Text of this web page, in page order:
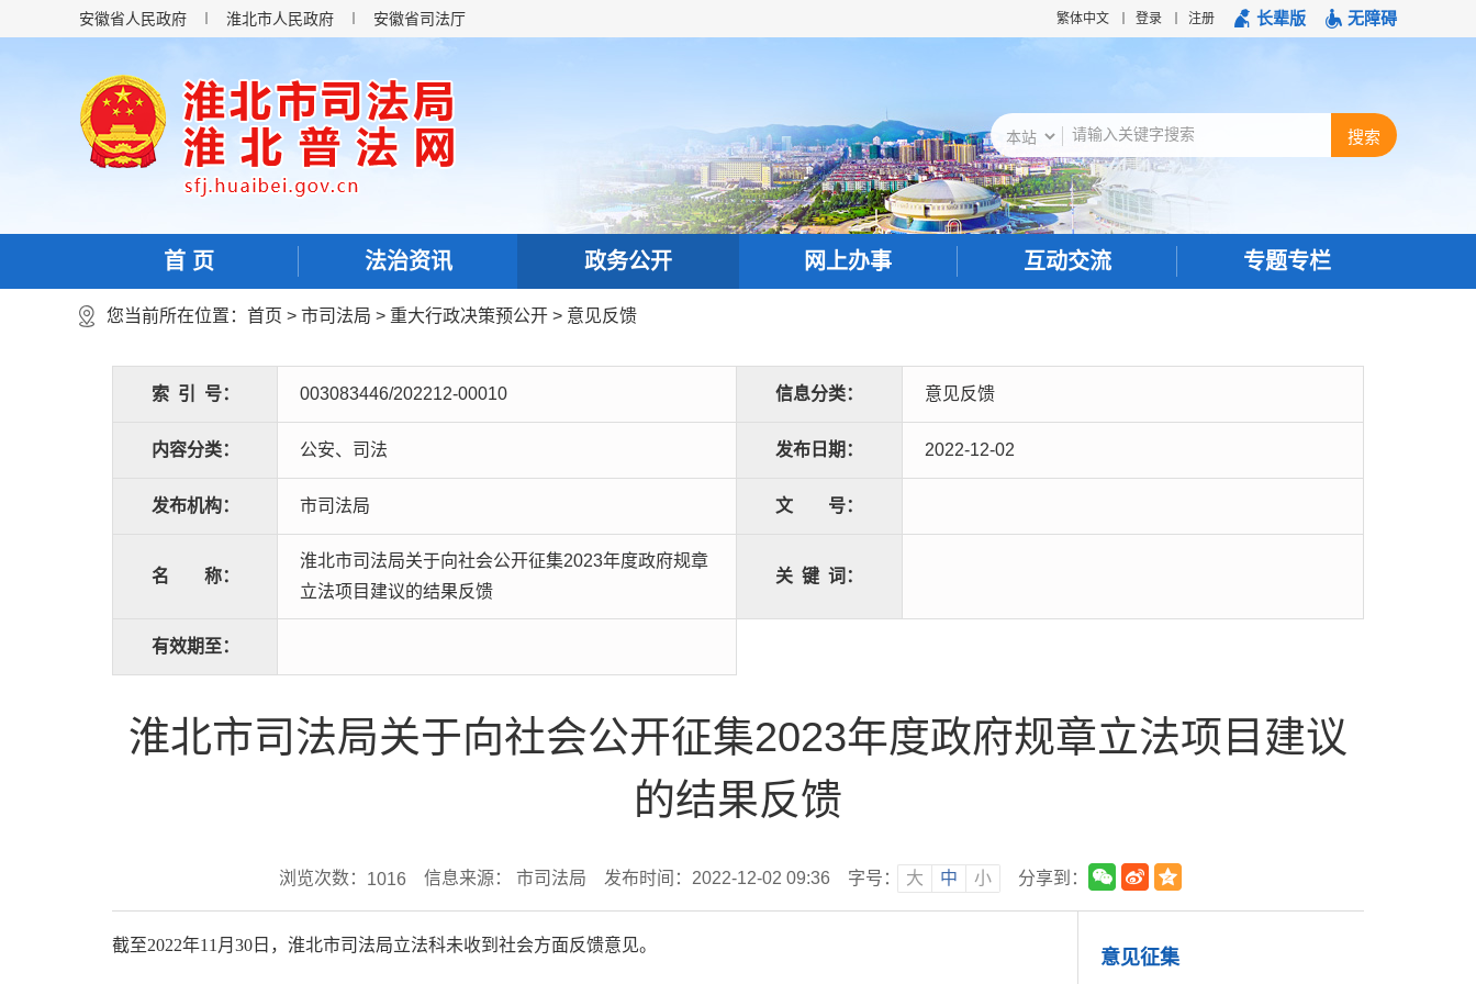
安徽省人民政府 淮北市人民政府 安徽省司法厅 繁体中文 登录 注册 长辈版 无障碍
首 页 法治资讯 政务公开 网上办事 互动交流 专题专栏
您当前所在位置： 首页 > 市司法局 > 重大行政决策预公开 > 意见反馈
索 引 号： 003083446/202212-00010 信息分类： 意见反馈
内容分类： 公安、司法 发布日期： 2022-12-02
发布机构： 市司法局 文 号：
名 称：
淮北市司法局关于向社会公开征集2023年度政府规章
立法项目建议的结果反馈
关 键 词：
有效期至：
淮北市司法局关于向社会公开征集2023年度政府规章立法项目建议
的结果反馈
浏览次数： 1016 信息来源： 市司法局 发布时间：2022-12-02 09:36 字号： 大 中 小 分享到：
截至2022年11 月30 日， 淮北市司法局立法科未收到社会方面反馈意见。
意见征集